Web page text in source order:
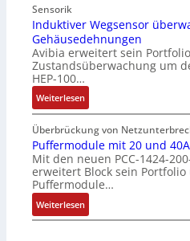
t
z
l
a
k
b
e
s
c
h
i
c
h
h
a
l
t
u
n
g
n
f
a
c
h
e
E
i
n
s
t
i
e
g
t
z
u
n
s
ü
b
e
r
w
a
c
h
Sensorik
Induktiver Wegsensor
Gehäusedehnungen
Avibia erweitert sein
Zustandsüberwachung um
HEP-100…
Weiterlesen:
I
n
d
u
k
t
i
v
Überbrückung von
Puffermodule mit 20 und 40A
Mit den neuen PCC-1424-
erweitert Block sein
Puffermodule…
Weiterlesen:
P